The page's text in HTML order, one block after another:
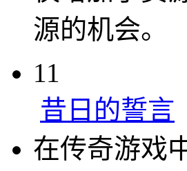
源的机会。
11
昔日的誓言
在传奇游戏